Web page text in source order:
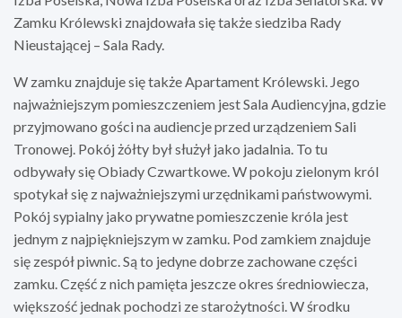
Zamku Królewski znajdowała się także siedziba Rady
Nieustającej – Sala Rady.
W zamku znajduje się także Apartament Królewski. Jego
najważniejszym pomieszczeniem jest Sala Audiencyjna, gdzie
przyjmowano gości na audiencje przed urządzeniem Sali
Tronowej. Pokój żółty był służył jako jadalnia. To tu
odbywały się Obiady Czwartkowe. W pokoju zielonym król
spotykał się z najważniejszymi urzędnikami państwowymi.
Pokój sypialny jako prywatne pomieszczenie króla jest
jednym z najpiękniejszym w zamku. Pod zamkiem znajduje
się zespół piwnic. Są to jedyne dobrze zachowane części
zamku. Część z nich pamięta jeszcze okres średniowiecza,
większość jednak pochodzi ze starożytności. W środku